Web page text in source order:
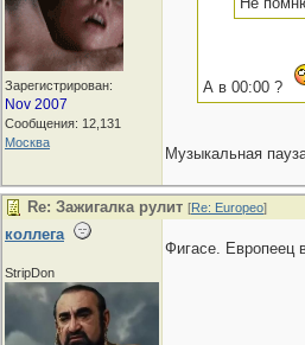
Зарегистрирован:
Nov 2007
Сообщения: 12,131
Москва
А в 00:00 ?
Музыкальная
Re: Зажигалка рулит [Re: Europeo]
коллега
StripDon
Фигасе. Европеец